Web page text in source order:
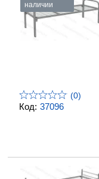
Код: 37096
наличии
(0)